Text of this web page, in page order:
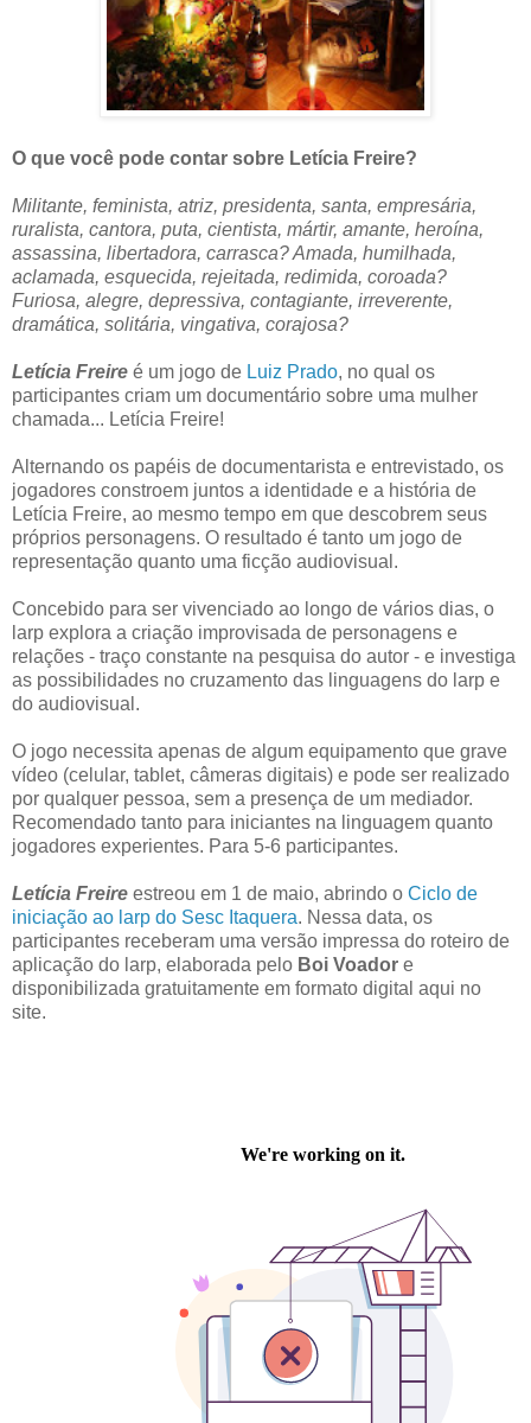
O que você pode contar sobre Letícia Freire?
Militante, feminista, atriz, presidenta, santa, empresária,
ruralista, cantora, puta, cientista, mártir, amante, heroína,
assassina, libertadora, carrasca? Amada, humilhada,
aclamada, esquecida, rejeitada, redimida, coroada?
Furiosa, alegre, depressiva, contagiante, irreverente,
dramática, solitária, vingativa, corajosa?
Letícia Freire é um jogo de Luiz Prado, no qual os
participantes criam um documentário sobre uma mulher
chamada... Letícia Freire!
Alternando os papéis de documentarista e entrevistado, os
jogadores constroem juntos a identidade e a história de
Letícia Freire, ao mesmo tempo em que descobrem seus
próprios personagens. O resultado é tanto um jogo de
representação quanto uma ficção audiovisual.
Concebido para ser vivenciado ao longo de vários dias, o
larp explora a criação improvisada de personagens e
relações - traço constante na pesquisa do autor - e investiga
as possibilidades no cruzamento das linguagens do larp e
do audiovisual.
O jogo necessita apenas de algum equipamento que grave
vídeo (celular, tablet, câmeras digitais) e pode ser realizado
por qualquer pessoa, sem a presença de um mediador.
Recomendado tanto para iniciantes na linguagem quanto
jogadores experientes. Para 5-6 participantes.
Letícia Freire estreou em 1 de maio, abrindo o Ciclo de
iniciação ao larp do Sesc Itaquera. Nessa data, os
participantes receberam uma versão impressa do roteiro de
aplicação do larp, elaborada pelo Boi Voador e
disponibilizada gratuitamente em formato digital aqui no
site.